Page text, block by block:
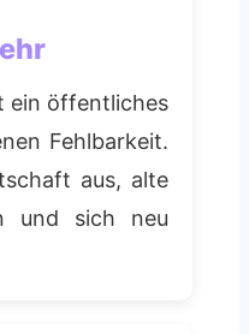
ein öffentliches
Fehlbarkeit.
aus, alte
und sich neu